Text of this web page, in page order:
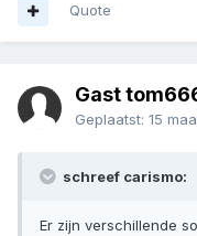
Quote
Gast
Geplaatst: 15
schreef carismo:
Er zijn verschillende